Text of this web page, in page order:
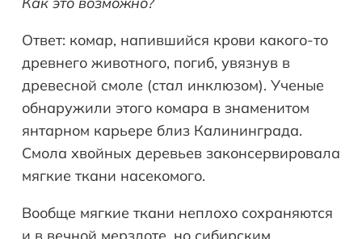
Ответ: комар, напившийся крови какого-то
древнего животного, погиб, увязнув в
древесной смоле (стал инклюзом). Ученые
обнаружили этого комара в знаменитом
янтарном карьере близ Калининграда.
Смола хвойных деревьев законсервировала
мягкие ткани насекомого.
Вообще мягкие ткани неплохо сохраняются